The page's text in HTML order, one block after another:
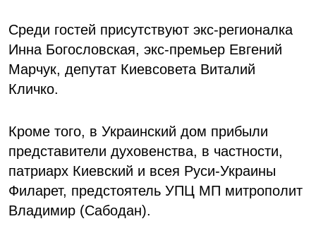
Среди гостей присутствуют экс-регионалка
Инна Богословская, экс-премьер Евгений
Марчук, депутат Киевсовета Виталий
Кличко.
Кроме того, в Украинский дом прибыли
представители духовенства, в частности,
патриарх Киевский и всея Руси-Украины
Филарет, предстоятель УПЦ МП митрополит
Владимир (Сабодан).